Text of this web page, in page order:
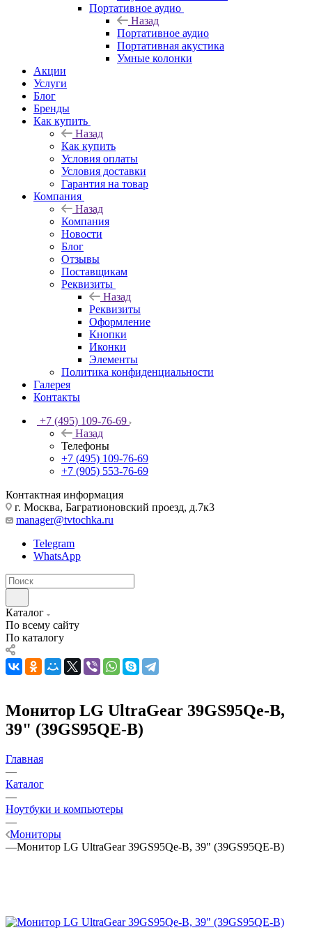
Портативное аудио
Назад
Портативное аудио
Портативная акустика
Умные колонки
Акции
Услуги
Блог
Бренды
Как купить
Назад
Как купить
Условия оплаты
Условия доставки
Гарантия на товар
Компания
Назад
Компания
Новости
Блог
Отзывы
Поставщикам
Реквизиты
Назад
Реквизиты
Оформление
Кнопки
Иконки
Элементы
Политика конфиденциальности
Галерея
Контакты
+7 (495) 109-76-69
Назад
Телефоны
+7 (495) 109-76-69
+7 (905) 553-76-69
Контактная информация
г. Москва, Багратионовский проезд, д.7к3
manager@tvtochka.ru
Telegram
WhatsApp
Каталог
По всему сайту
По каталогу
Монитор LG UltraGear 39GS95Qe-B,
39" (39GS95QE-B)
Главная
—
Каталог
—
Ноутбуки и компьютеры
—
Мониторы
—Монитор LG UltraGear 39GS95Qe-B, 39" (39GS95QE-B)